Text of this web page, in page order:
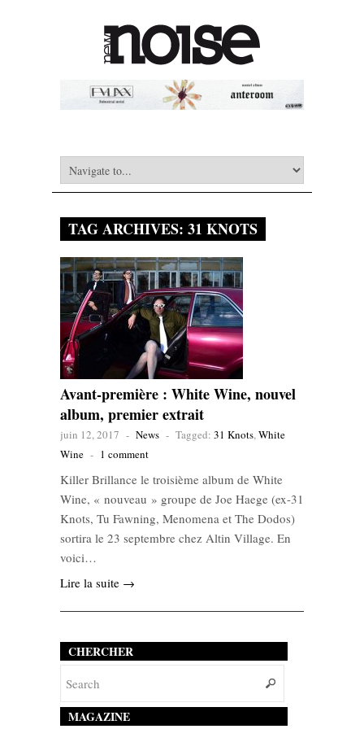
TAG ARCHIVES: 31 KNOTS
Avant-première : White Wine, nouvel
album, premier extrait
juin 12, 2017 - News - Tagged: 31 Knots,White
Wine - 1 comment
Killer Brillance le troisième album de White
Wine, « nouveau » groupe de Joe Haege (ex-31
Knots, Tu Fawning, Menomena et The Dodos)
sortira le 23 septembre chez Altin Village. En
voici…
Lire la suite →
CHERCHER
MAGAZINE